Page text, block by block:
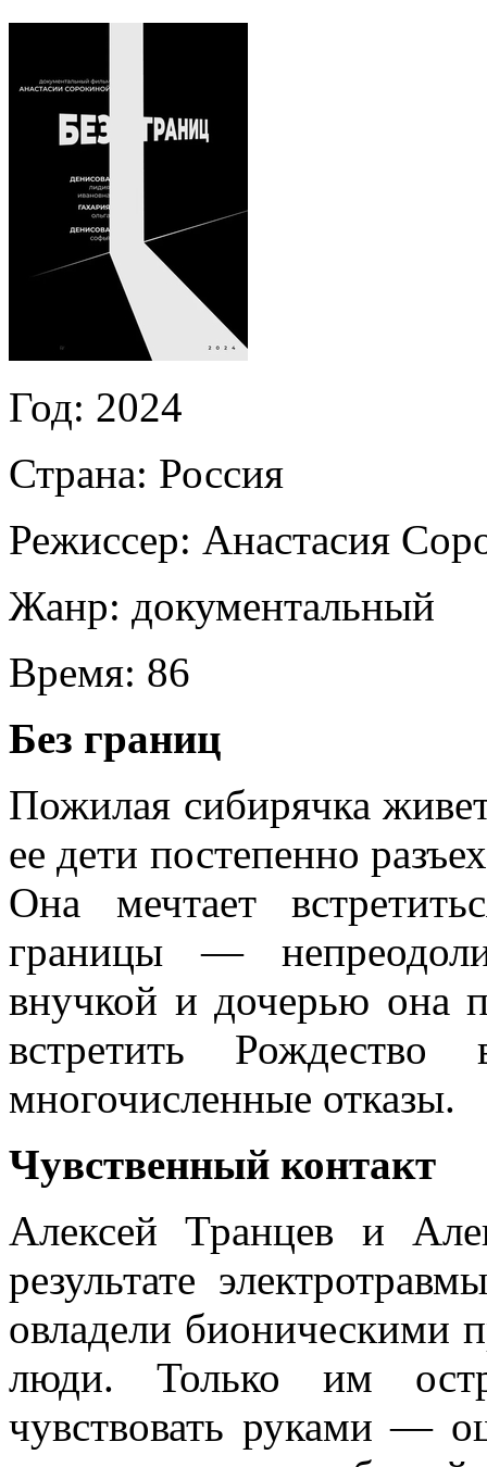
Год: 2024
Страна: Россия
Режиссер: Анастасия
Жанр: документальный
Время: 86
Без границ
Пожилая сибирячка
ее дети постепенно
Она мечтает
границы —
внучкой и дочерью она
встретить
многочисленные отказы.
Чувственный контакт
Алексей Транцев и
результате
овладели бионическими
люди. Только им
чувствовать руками —